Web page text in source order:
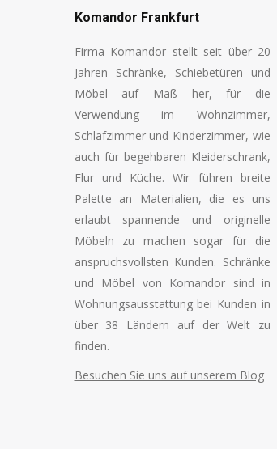
Komandor Frankfurt
Firma Komandor stellt seit über 20
Jahren Schränke, Schiebetüren und
Möbel auf Maß her, für die
Verwendung im Wohnzimmer,
Schlafzimmer und Kinderzimmer, wie
auch für begehbaren Kleiderschrank,
Flur und Küche. Wir führen breite
Palette an Materialien, die es uns
erlaubt spannende und originelle
Möbeln zu machen sogar für die
anspruchsvollsten Kunden. Schränke
und Möbel von Komandor sind in
Wohnungsausstattung bei Kunden in
über 38 Ländern auf der Welt zu
finden.
Besuchen Sie uns auf unserem Blog